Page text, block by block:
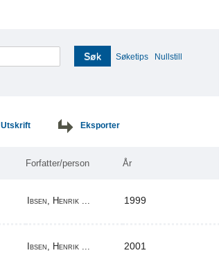
Søk Søketips Nullstill
Utskrift Eksporter
Forfatter/person År
Ibsen, Henrik ... 1999
Ibsen, Henrik ... 2001